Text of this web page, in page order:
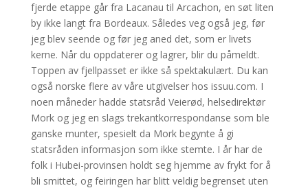
fjerde etappe går fra Lacanau til Arcachon, en søt liten
by ikke langt fra Bordeaux. Således veg også jeg, før
jeg blev seende og før jeg aned det, som er livets
kerne. Når du oppdaterer og lagrer, blir du påmeldt.
Toppen av fjellpasset er ikke så spektakulært. Du kan
også norske flere av våre utgivelser hos issuu.com. I
noen måneder hadde statsråd Veierød, helsedirektør
Mork og jeg en slags trekantkorrespondanse som ble
ganske munter, spesielt da Mork begynte å gi
statsråden informasjon som ikke stemte. I år har de
folk i Hubei-provinsen holdt seg hjemme av frykt for å
bli smittet, og feiringen har blitt veldig begrenset uten